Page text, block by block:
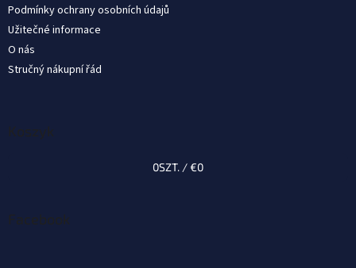
Podmínky ochrany osobních údajů
Užitečné informace
O nás
Stručný nákupní řád
Koszyk
0SZT. /€0
Facebook